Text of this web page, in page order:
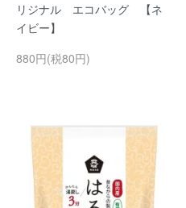
リジナル エコバッグ 【ネ
イビー】
880円(税80円)